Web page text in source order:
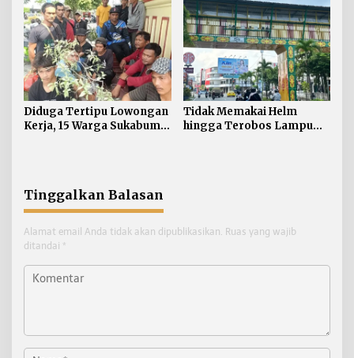
Diduga Tertipu Lowongan
Kerja, 15 Warga Sukabumi
Tidak Memakai Helm
hingga Terobos Lampu
Tinggalkan Balasan
Alamat email Anda tidak akan dipublikasikan. Ruas yang wajib
ditandai *